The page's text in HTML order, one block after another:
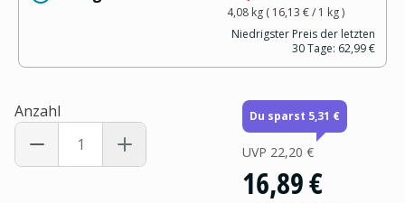
4,08 kg( 16,13 €/ 1 kg)
Niedrigster Preis der letzten
30 Tage: 62,99 €
Anzahl Du sparst 5,31 €
UVP 22,20 €
16,89 €